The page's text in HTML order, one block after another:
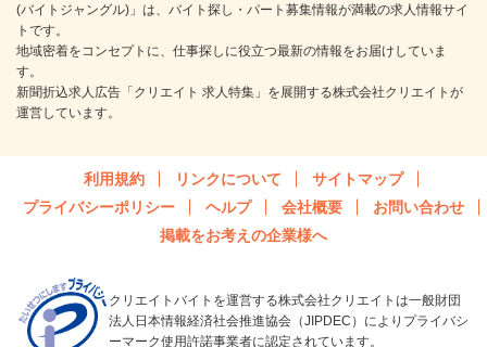
(バイトジャングル)」は、バイト探し・パート募集情報が満載の求人情報サイ
トです。
地域密着をコンセプトに、仕事探しに役立つ最新の情報をお届けしていま
す。
新聞折込求人広告「クリエイト 求人特集」を展開する株式会社クリエイトが
運営しています。
利用規約 リンクについて
サイトマップ
プライバシーポリシー
ヘルプ 会社概要
お問い合わせ
掲載をお考えの企業様へ
クリエイトバイトを運営する株式会社クリエイトは一般財団
法人日本情報経済社会推進協会（JIPDEC）によりプライバシ
ーマーク使用許諾事業者に認定されています。